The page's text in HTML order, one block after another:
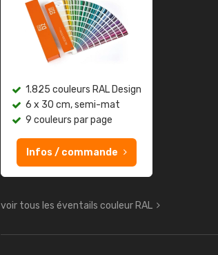
1.825 couleurs RAL Design
6 x 30 cm, semi-mat
9 couleurs par page
Infos / commande
voir tous les éventails couleur RAL